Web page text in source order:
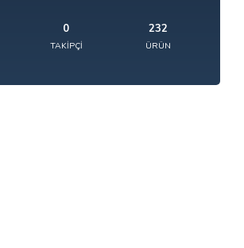
0
TAKIPÇI
232
ÜRÜN